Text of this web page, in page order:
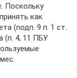
Поскольку
как
(подп. 9 п. 1 ст.
(п. 4, 11 ПБУ